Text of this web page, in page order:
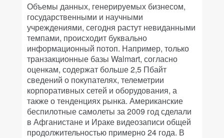
Объемы данных, генерируемых бизнесом,
государственными и научными
учреждениями, сегодня растут невиданными
темпами, происходит буквально
информационный потоп. Например, только
транзакционные базы Walmart, согласно
оценкам, содержат больше 2,5 Пбайт
сведений о покупателях, телеметрии
корпоративных сетей и оборудования, а
также о тенденциях рынка. Американские
беспилотные самолеты за 2009 год сделали
в Афганистане и Ираке видеозаписи общей
продолжительностью примерно 24 года. В